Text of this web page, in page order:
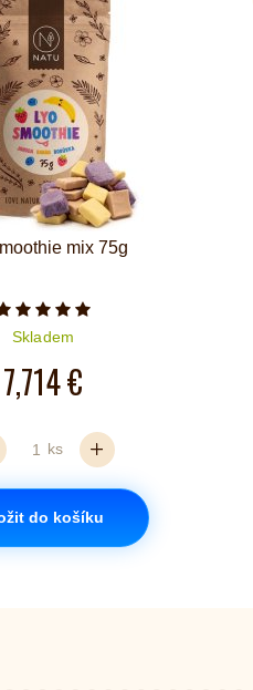
mix 75g
Počet hvězdiček je 5 z 5
Skladem
7,714 €
ks
do košíku